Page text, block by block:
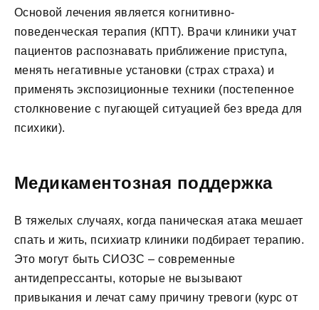
Основой лечения является когнитивно-
поведенческая терапия (КПТ). Врачи клиники учат
пациентов распознавать приближение приступа,
менять негативные установки (страх страха) и
применять экспозиционные техники (постепенное
столкновение с пугающей ситуацией без вреда для
психики).
Медикаментозная поддержка
В тяжелых случаях, когда паническая атака мешает
спать и жить, психиатр клиники подбирает терапию.
Это могут быть СИОЗС – современные
антидепрессанты, которые не вызывают
привыкания и лечат саму причину тревоги (курс от